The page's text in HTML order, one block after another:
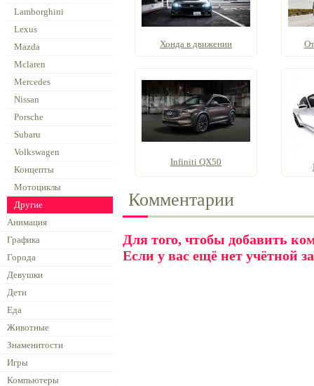
Lamborghini
Lexus
Mazda
Mclaren
Mercedes
Nissan
Porsche
Subaru
Volkswagen
Концепты
Мотоциклы
Другие
Анимация
Графика
Города
Девушки
Дети
Еда
Животные
Знаменитости
Игры
Компьютеры
Хонда в движении
Infiniti QX50
Комментарии
Для того, чтобы добавить
Если у вас ещё нет учётной